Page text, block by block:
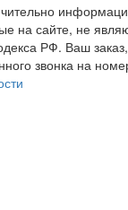
на сайте, не
РФ. Ваш
звонка на